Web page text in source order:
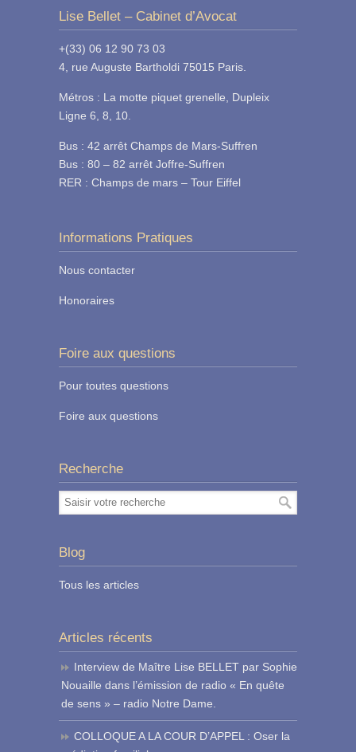
Lise Bellet – Cabinet d’Avocat
+(33) 06 12 90 73 03
4, rue Auguste Bartholdi 75015 Paris.
Métros : La motte piquet grenelle, Dupleix
Ligne 6, 8, 10.
Bus : 42 arrêt Champs de Mars-Suffren
Bus : 80 – 82 arrêt Joffre-Suffren
RER : Champs de mars – Tour Eiffel
Informations Pratiques
Nous contacter
Honoraires
Foire aux questions
Pour toutes questions
Foire aux questions
Recherche
Blog
Tous les articles
Articles récents
Interview de Maître Lise BELLET par Sophie
Nouaille dans l’émission de radio « En quête
de sens » – radio Notre Dame.
COLLOQUE A LA COUR D’APPEL : Oser la